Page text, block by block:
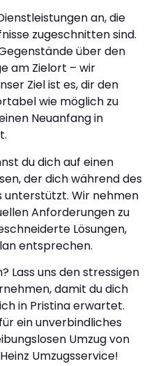
an, die
zugeschnitten sind.
über den
am Zielort – wir
Ziel ist es, dir den
wie möglich zu
Neuanfang in
du dich auf einen
der dich während des
unterstützt. Wir nehmen
Anforderungen zu
Lösungen,
entsprechen.
Lass uns den stressigen
damit du dich
in Pristina erwartet.
ein unverbindliches
Umzug von
Umzugsservice!